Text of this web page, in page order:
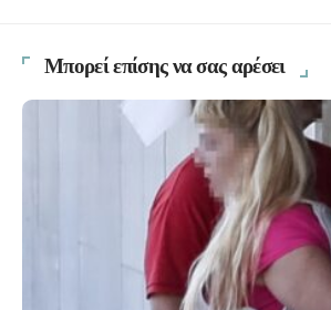
Μπορεί επίσης να σας αρέσει